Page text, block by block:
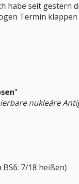
seit gestern
Termin
"
nukleäre
7/18 heißen)